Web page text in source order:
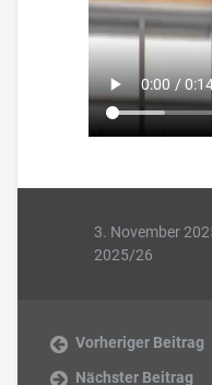
3. November
2025/26
Vorheriger Beitrag
Nächster Beitrag